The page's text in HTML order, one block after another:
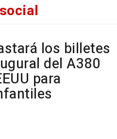
social
los billetes
del A380
para